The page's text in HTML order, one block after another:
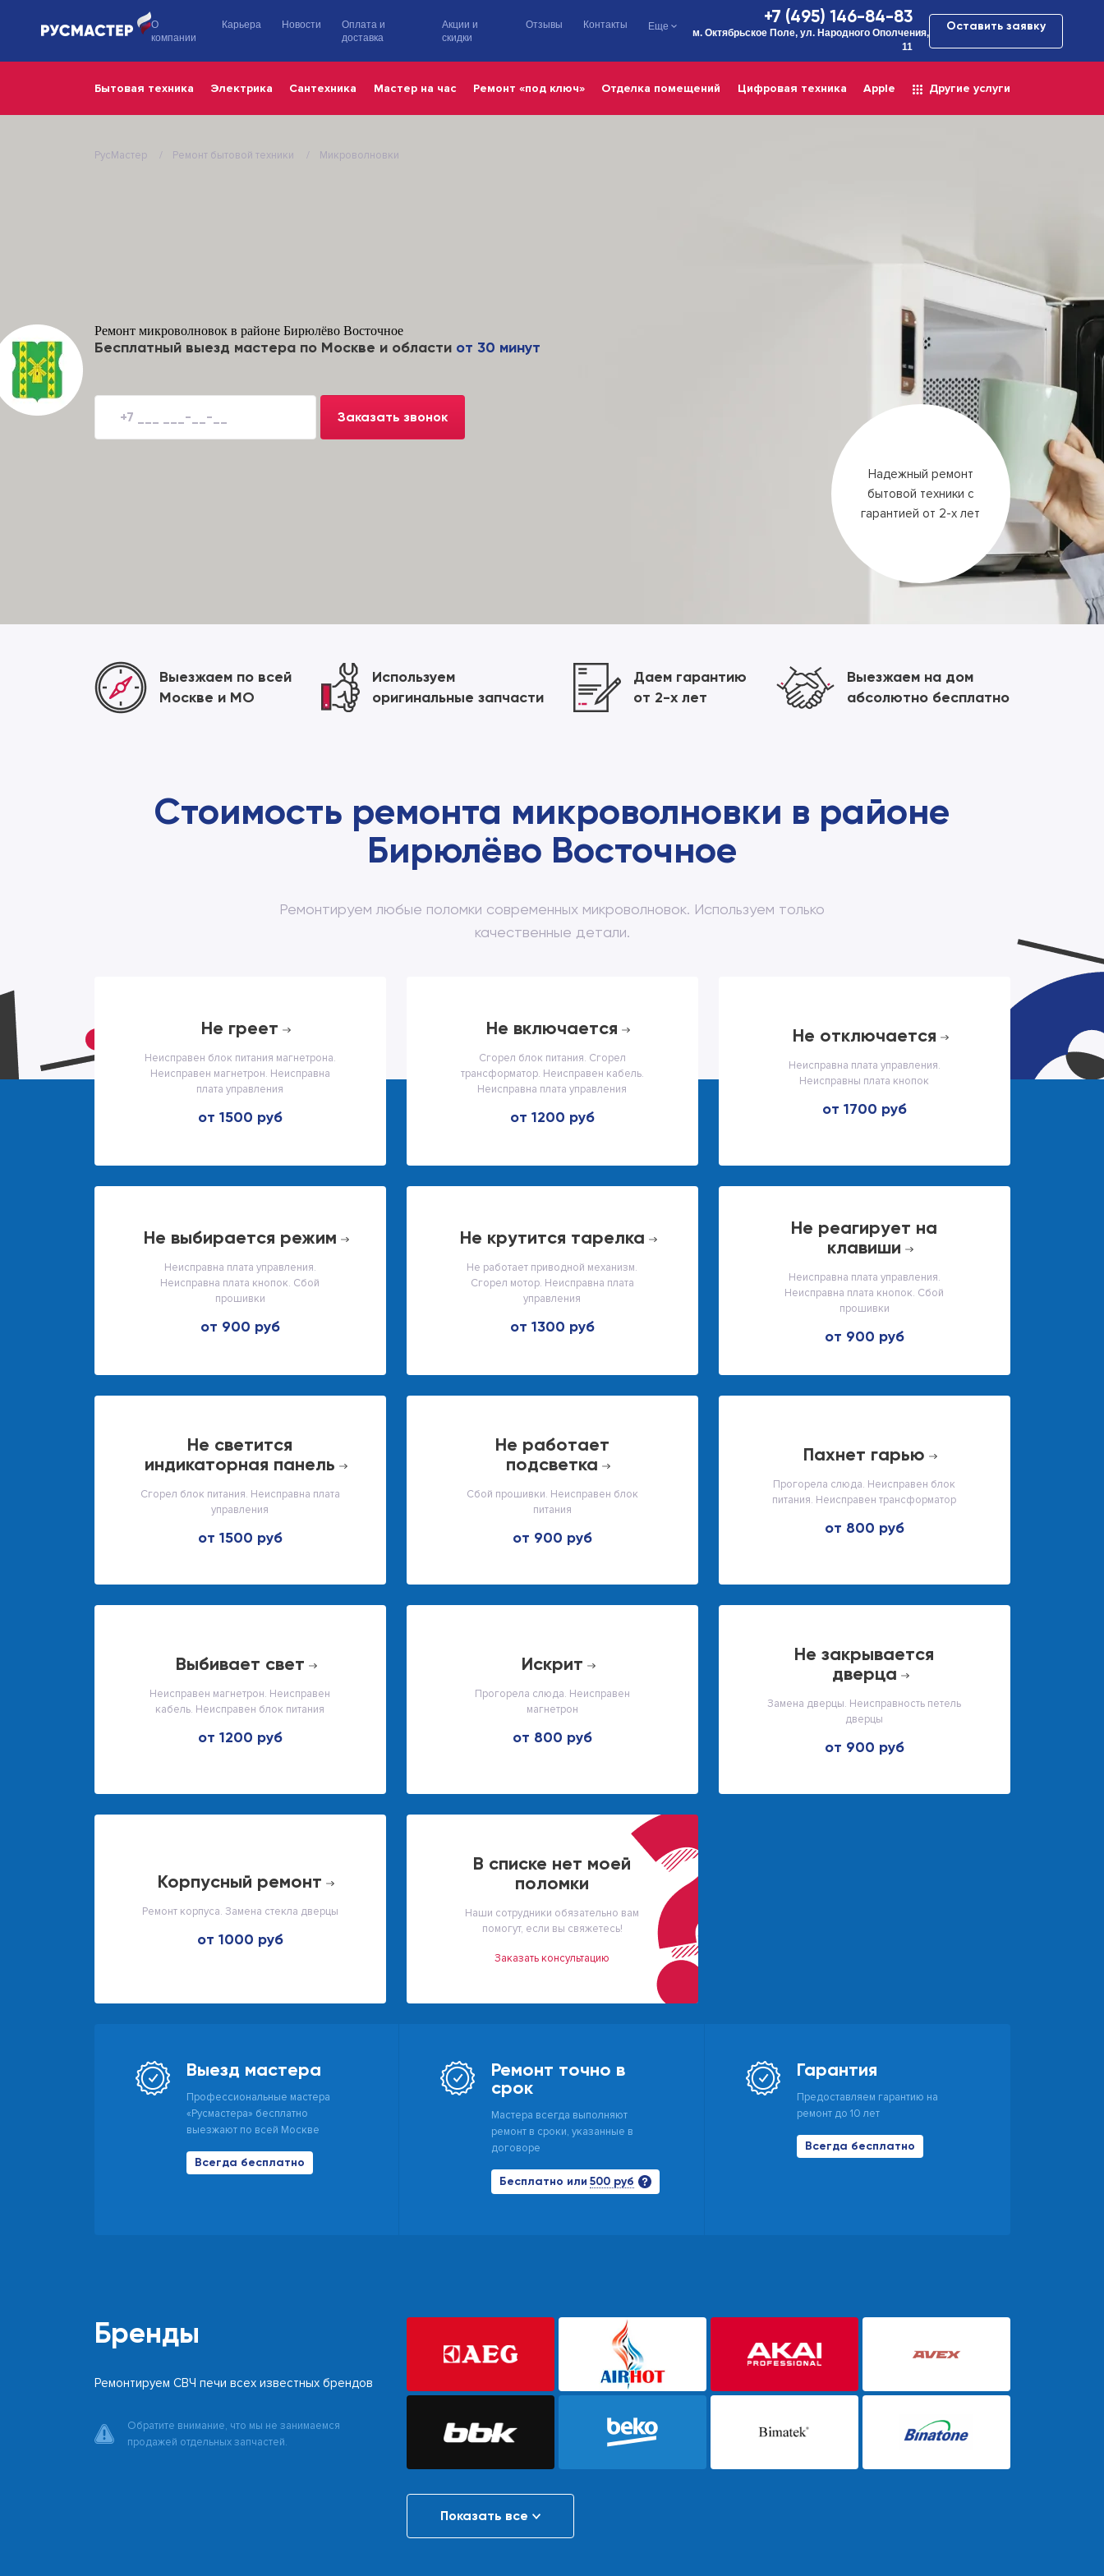
О
компании
Карьера Новости
Оплата и
доставка
Акции и
скидки
Отзывы Контакты Еще +7 (495) 146-84-83
м. Октябрьское Поле, ул. Народного Ополчения,
11
Оставить заявку
Бытовая техника Электрика Сантехника Мастер на час Ремонт «под ключ» Отделка помещений Цифровая техника Apple Другие услуги
РусМастер Ремонт бытовой техники Микроволновки
Ремонт микроволновок в районе Бирюлёво Восточное
Бесплатный выезд мастера по Москве и области от 30 минут
Заказать звонок
Надежный ремонт
бытовой техники с
гарантией от 2-х лет
Выезжаем по всей
Москве и МО
Используем
оригинальные запчасти
Даем гарантию
от 2-х лет
Выезжаем на дом
абсолютно бесплатно
Стоимость ремонта микроволновки в районе
Бирюлёво Восточное
Ремонтируем любые поломки современных микроволновок. Используем только
качественные детали.
не греет
Неисправен блок питания магнетрона.
Неисправен магнетрон. Неисправна
плата управления
от 1500 руб
не включается
Сгорел блок питания. Сгорел
трансформатор. Неисправен кабель.
Неисправна плата управления
от 1200 руб
не отключается
Неисправна плата управления.
Неисправны плата кнопок
от 1700 руб
не выбирается режим
Неисправна плата управления.
Неисправна плата кнопок. Сбой
прошивки
от 900 руб
не крутится тарелка
Не работает приводной механизм.
Сгорел мотор. Неисправна плата
управления
от 1300 руб
не реагирует на
клавиши
Неисправна плата управления.
Неисправна плата кнопок. Сбой
прошивки
от 900 руб
не светится
индикаторная панель
Сгорел блок питания. Неисправна плата
управления
от 1500 руб
не работает
подсветка
Сбой прошивки. Неисправен блок
питания
от 900 руб
пахнет гарью
Прогорела слюда. Неисправен блок
питания. Неисправен трансформатор
от 800 руб
выбивает свет
Неисправен магнетрон. Неисправен
кабель. Неисправен блок питания
от 1200 руб
искрит
Прогорела слюда. Неисправен
магнетрон
от 800 руб
не закрывается
дверца
Замена дверцы. Неисправность петель
дверцы
от 900 руб
корпусный ремонт
Ремонт корпуса. Замена стекла дверцы
от 1000 руб
В списке нет моей
поломки
Наши сотрудники обязательно вам
помогут, если вы свяжетесь!
Заказать консультацию
Выезд мастера
Профессиональные мастера
«Русмастера» бесплатно
выезжают по всей Москве
Всегда бесплатно
Ремонт точно в
срок
Мастера всегда выполняют
ремонт в сроки, указанные в
договоре
Бесплатно или 500 руб
Гарантия
Предоставляем гарантию на
ремонт до 10 лет
Всегда бесплатно
Бренды
Ремонтируем СВЧ печи всех известных брендов
Обратите внимание, что мы не занимаемся
продажей отдельных запчастей.
Показать все